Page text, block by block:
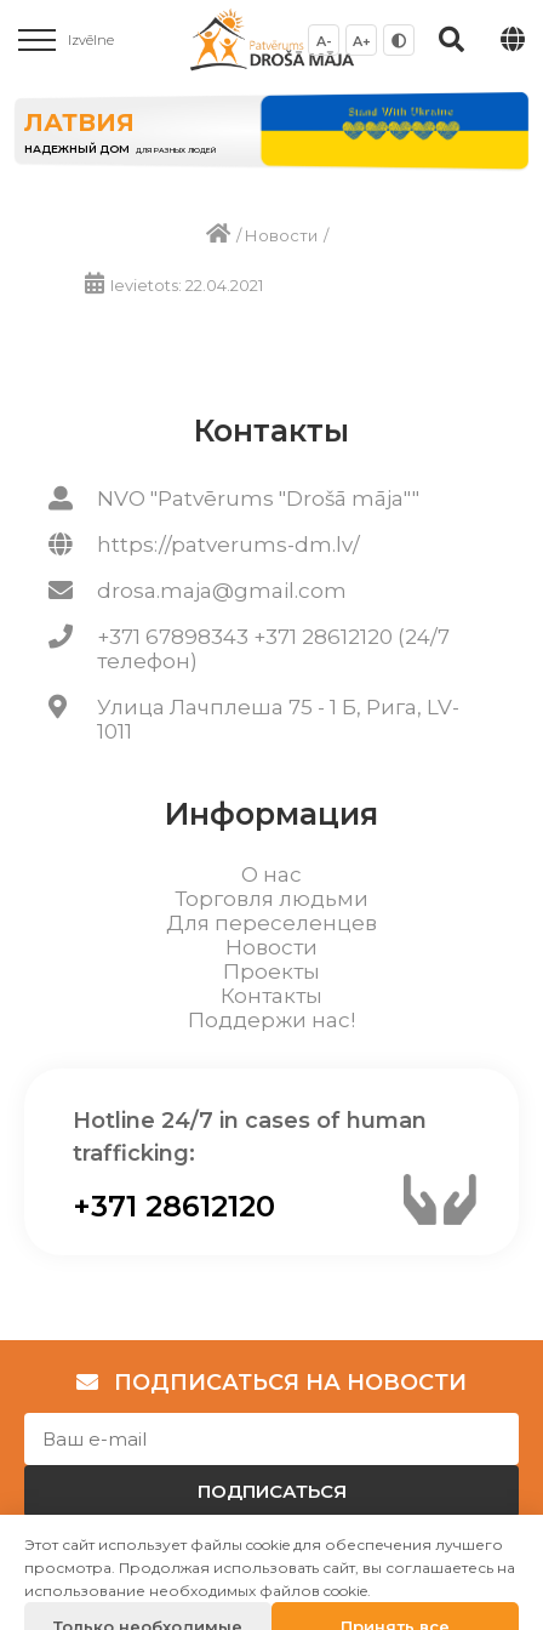
Izvēlne A- A+
ЛАТВИЯ
НАДЕЖНЫЙ ДОМ ДЛЯ РАЗНЫХ ЛЮДЕЙ
/Новости /
Ievietots: 22.04.2021
Контакты
NVO "Patvērums "Drošā māja""
https://patverums-dm.lv/
drosa.maja@gmail.com
+371 67898343 +371 28612120 (24/7
телефон)
Улица Лачплеша 75 - 1 Б, Рига, LV-
1011
Информация
О нас
Торговля людьми
Для переселенцев
Новости
Проекты
Контакты
Поддержи нас!
Hotline 24/7 in cases of human
trafficking:
+371 28612120
ПОДПИСАТЬСЯ НА НОВОСТИ
ПОДПИСАТЬСЯ
Авторские права © НГО „Убежище "Надёжный дом""
Этот сайт использует файлы cookie для обеспечения лучшего
просмотра. Продолжая использовать сайт, вы соглашаетесь на
использование необходимых файлов cookie.